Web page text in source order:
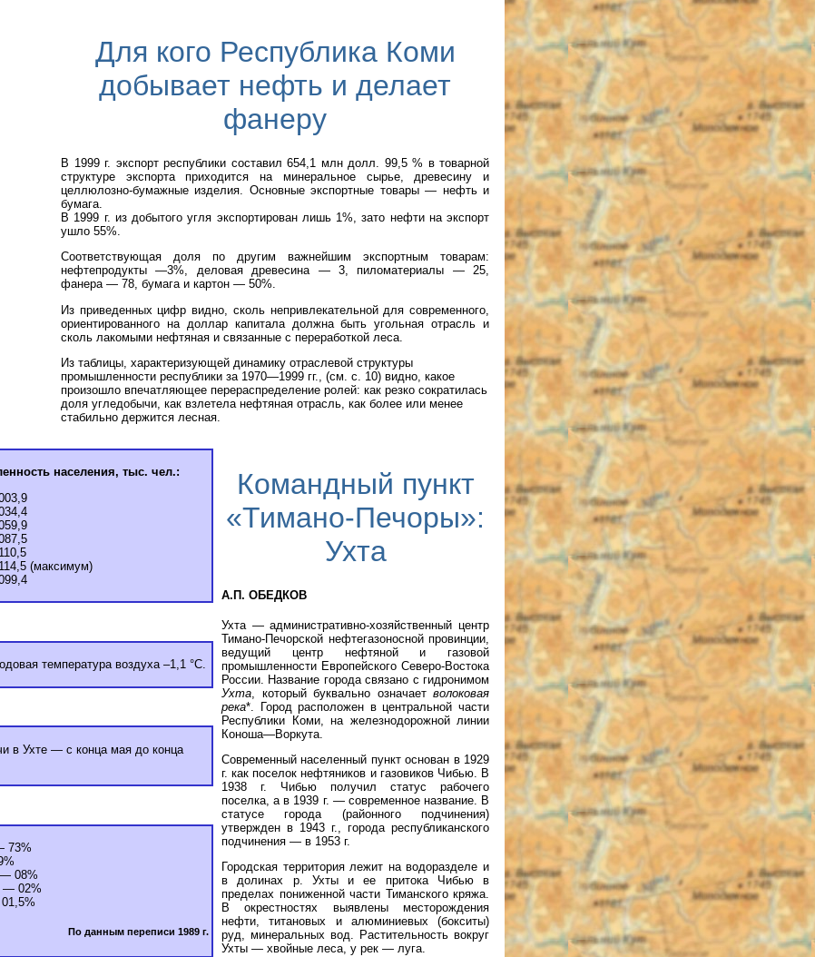
Для кого Республика Коми
добывает нефть и делает
фанеру
В 1999 г. экспорт республики составил 654,1 млн долл. 99,5 % в товарной
структуре экспорта приходится на минеральное сырье, древесину и
целлюлозно-бумажные изделия. Основные экспортные товары — нефть и
бумага.
В 1999 г. из добытого угля экспортирован лишь 1%, зато нефти на экспорт
ушло 55%.
Соответствующая доля по другим важнейшим экспортным товарам:
нефтепродукты —3%, деловая древесина — 3, пиломатериалы — 25,
фанера — 78, бумага и картон — 50%.
Из приведенных цифр видно, сколь непривлекательной для современного,
ориентированного на доллар капитала должна быть угольная отрасль и
сколь лакомыми нефтяная и связанные с переработкой леса.
Из таблицы, характеризующей динамику отраслевой структуры
промышленности республики за 1970—1999 гг., (см. с. 10) видно, какое
произошло впечатляющее перераспределение ролей: как резко сократилась
доля угледобычи, как взлетела нефтяная отрасль, как более или менее
стабильно держится лесная.
населения, тыс. чел.:
(максимум)
температура воздуха –1,1 °С.
в Ухте — с конца мая до конца
73%
08%
— 02%
По данным переписи 1989 г.
Командный пункт
«Тимано-Печоры»:
Ухта
А.П. ОБЕДКОВ
Ухта — административно-хозяйственный центр
Тимано-Печорской нефтегазоносной провинции,
ведущий центр нефтяной и газовой
промышленности Европейского Северо-Востока
России. Название города связано с гидронимом
Ухта , который буквально означает волоковая
река*. Город расположен в центральной части
Республики Коми, на железнодорожной линии
Коноша—Воркута.
Современный населенный пункт основан в 1929
г. как поселок нефтяников и газовиков Чибью. В
1938 г. Чибью получил статус рабочего
поселка, а в 1939 г. — современное название. В
статусе города (районного подчинения)
утвержден в 1943 г., города республиканского
подчинения — в 1953 г.
Городская территория лежит на водоразделе и
в долинах р. Ухты и ее притока Чибью в
пределах пониженной части Тиманского кряжа.
В окрестностях выявлены месторождения
нефти, титановых и алюминиевых (бокситы)
руд, минеральных вод. Растительность вокруг
Ухты — хвойные леса, у рек — луга.